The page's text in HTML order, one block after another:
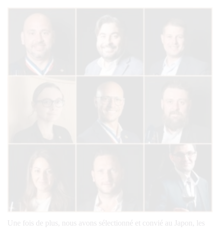
Une fois de plus, nous avons sélectionné et convié au Japon, les